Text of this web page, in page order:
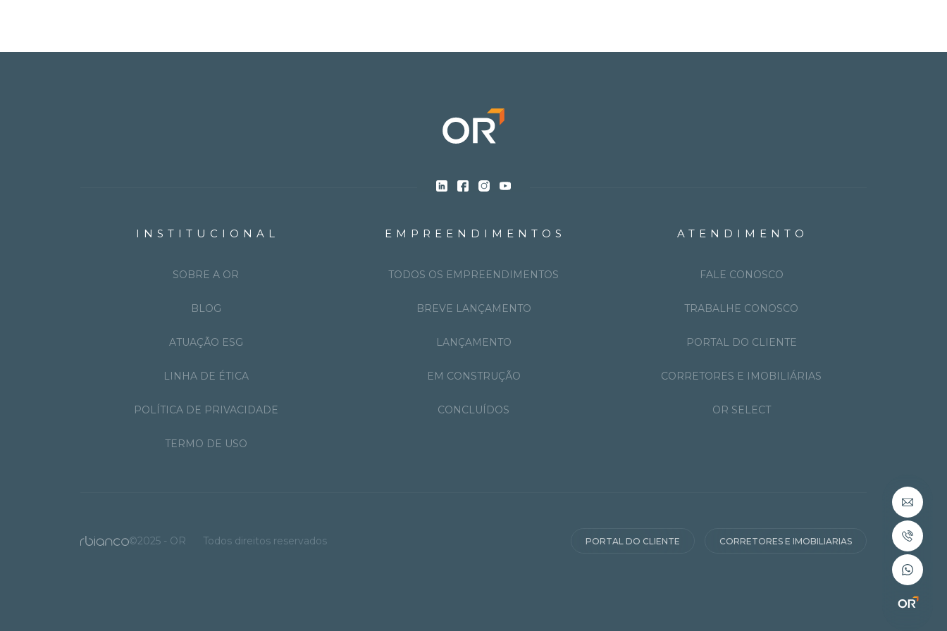
INSTITUCIONAL
SOBRE A OR
BLOG
ATUAÇÃO ESG
LINHA DE ÉTICA
POLÍTICA DE PRIVACIDADE
TERMO DE USO
EMPREENDIMENTOS
TODOS OS EMPREENDIMENTOS
BREVE LANÇAMENTO
LANÇAMENTO
EM CONSTRUÇÃO
CONCLUÍDOS
ATENDIMENTO
FALE CONOSCO
TRABALHE CONOSCO
PORTAL DO CLIENTE
CORRETORES E IMOBILIÁRIAS
OR SELECT
©2025 - OR Todos direitos reservados PORTAL DO CLIENTE CORRETORES E IMOBILIARIAS